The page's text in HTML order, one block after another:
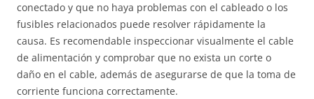
conectado y que no haya problemas con el cableado o los
fusibles relacionados puede resolver rápidamente la
causa. Es recomendable inspeccionar visualmente el cable
de alimentación y comprobar que no exista un corte o
daño en el cable, además de asegurarse de que la toma de
corriente funciona correctamente.